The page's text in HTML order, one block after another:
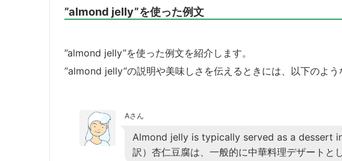
”almond jelly”を使った例文
”almond jelly”を使った例文を紹介します。
”almond jelly”の説明や美味しさを伝えるときには、以下のよう
Aさん
Almond jelly is typically served as a dessert
訳）杏仁豆腐は、一般的に中華料理デザートと